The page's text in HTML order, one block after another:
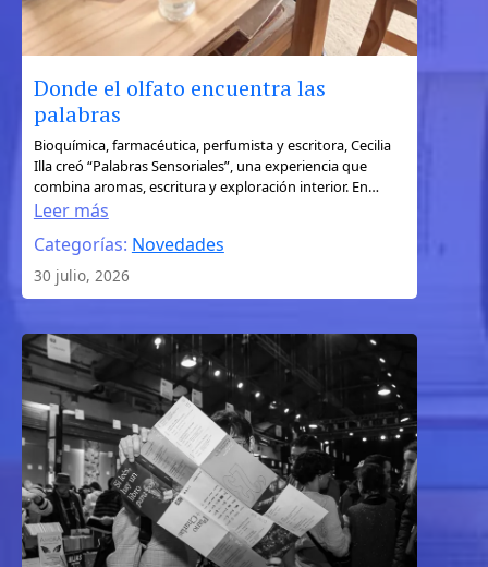
Donde el olfato encuentra las
palabras
Bioquímica, farmacéutica, perfumista y escritora, Cecilia
Illa creó “Palabras Sensoriales”, una experiencia que
combina aromas, escritura y exploración interior. En…
Leer más
:
Donde
el
olfato
encuentra
las
palabras
Categorías: Novedades
30 julio, 2026